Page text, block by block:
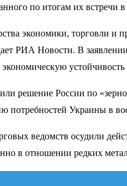
по итогам их встречи
экономики, торговли и
РИА Новости. В
устойчивость
решение России по
потребностей Украины в
ведомств осудили
в отношении редких